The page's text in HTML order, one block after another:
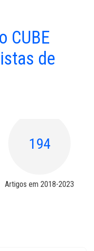
CUBE
de
74
Membros Integrados